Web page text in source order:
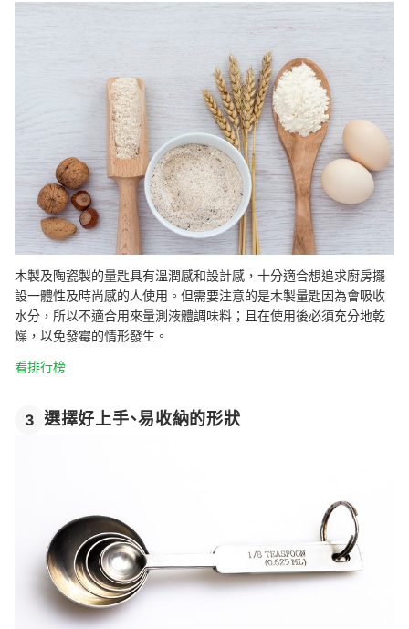
木製及陶瓷製的量匙具有溫潤感和設計感，十分適合想追求廚房擺
設一體性及時尚感的人使用。但需要注意的是木製量匙因為會吸收
水分，所以不適合用來量測液體調味料；且在使用後必須充分地乾
燥，以免發霉的情形發生。
看排行榜
3 選擇好上手、易收納的形狀